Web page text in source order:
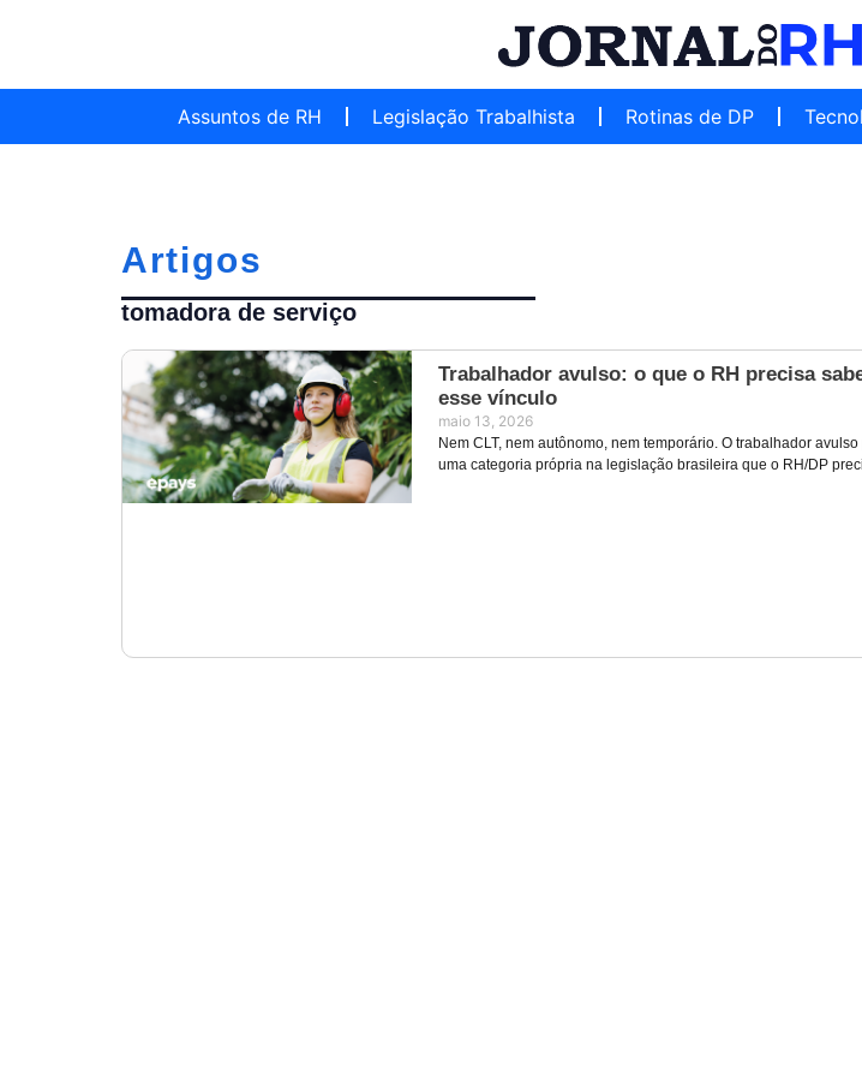
Assuntos de RH Legislação Trabalhista Rotinas de DP
Artigos
tomadora de serviço
Trabalhador avulso: o que o RH precisa
esse vínculo
maio 13, 2026
Nem CLT, nem autônomo, nem temporário. O trabalhador avulso
uma categoria própria na legislação brasileira que o RH/DP